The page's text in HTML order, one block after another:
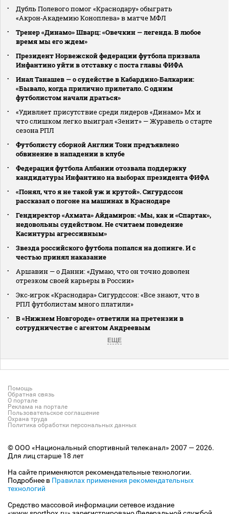
Дубль Полевого помог «Краснодару» обыграть
«Акрон‑Академию Коноплева» в матче МФЛ
Тренер «Динамо» Шварц: «Овечкин — легенда. В любое
время мы его ждем»
Президент Норвежской федерации футбола призвала
Инфантино уйти в отставку с поста главы ФИФА
Инал Танашев — о судействе в Кабардино‑Балкарии:
«Бывало, когда прилично прилетало. С одним
футболистом начали драться»
«Удивляет присутствие среди лидеров «Динамо» Мх и
что слишком легко выиграл «Зенит» — Журавель о старте
сезона РПЛ
Футболисту сборной Англии Тони предъявлено
обвинение в нападении в клубе
Федерация футбола Албании отозвала поддержку
кандидатуры Инфантино на выборах президента ФИФА
«Понял, что я не такой уж и крутой». Сигурдссон
рассказал о погоне на машинах в Краснодаре
Гендиректор «Ахмата» Айдамиров: «Мы, как и «Спартак»,
недовольны судейством. Не считаем поведение
Касинтуры агрессивным»
Звезда российского футбола попался на допинге. И с
честью принял наказание
Аршавин — о Данни: «Думаю, что он точно доволен
отрезком своей карьеры в России»
Экс‑игрок «Краснодара» Сигурдссон: «Все знают, что в
РПЛ футболистам много платили»
В «Нижнем Новгороде» ответили на претензии в
сотрудничестве с агентом Андреевым
ЕЩЕ
Помощь
Обратная связь
О портале
Реклама на портале
Пользовательское соглашение
Охрана труда
Политика обработки персональных данных
© ООО «Национальный спортивный телеканал» 2007 — 2026.
Для лиц старше 18 лет
На сайте применяются рекомендательные технологии.
Подробнее в Правилах применения рекомендательных
технологий
Средство массовой информации сетевое издание